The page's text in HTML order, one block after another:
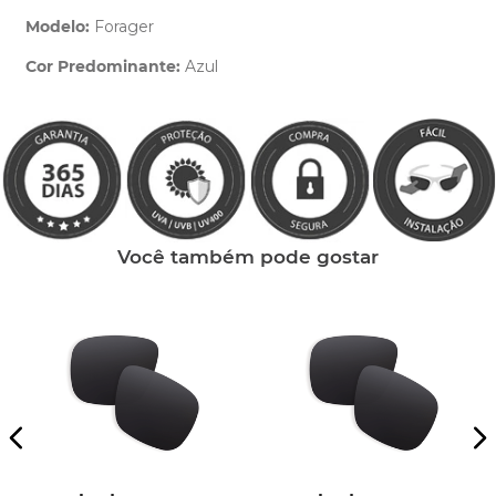
Modelo: Forager
Cor Predominante: Azul
Você também pode gostar